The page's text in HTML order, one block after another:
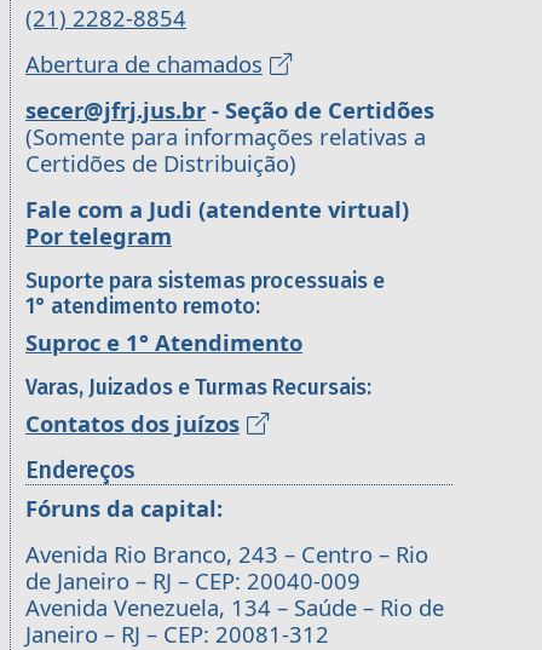
(21) 2282-8854
Abertura de chamados
secer@jfrj.jus.br - Seção de Certidões
(Somente para informações relativas a
Certidões de Distribuição)
Fale com a Judi (atendente virtual)
Por telegram
Suporte para sistemas processuais e
1° atendimento remoto:
Suproc e 1° Atendimento
Varas, Juizados e Turmas Recursais:
Contatos dos juízos
Endereços
Fóruns da capital:
Avenida Rio Branco, 243 – Centro – Rio
de Janeiro – RJ – CEP: 20040-009
Avenida Venezuela, 134 – Saúde – Rio de
Janeiro – RJ – CEP: 20081-312